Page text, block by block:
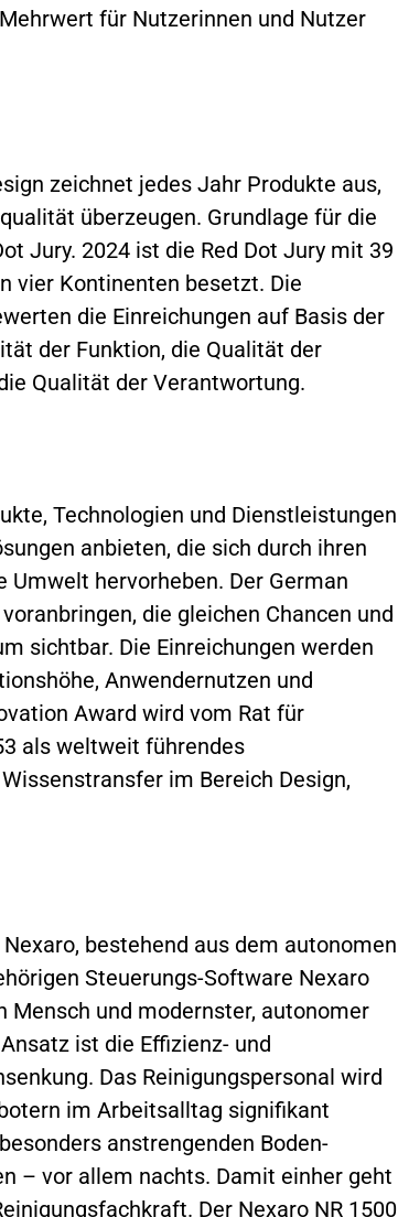
für Nutzerinnen und Nutzer
zeichnet jedes Jahr Produkte aus,
überzeugen. Grundlage für die
Jury. 2024 ist die Red Dot Jury mit 39
vier Kontinenten besetzt. Die
die Einreichungen auf Basis der
der Funktion, die Qualität der
Qualität der Verantwortung.
Technologien und Dienstleistungen
anbieten, die sich durch ihren
hervorheben. Der German
die gleichen Chancen und
sichtbar. Die Einreichungen werden
Anwendernutzen und
Award wird vom Rat für
als weltweit führendes
im Bereich Design,
bestehend aus dem autonomen
Steuerungs-Software Nexaro
und modernster, autonomer
ist die Effizienz- und
Das Reinigungspersonal wird
im Arbeitsalltag signifikant
anstrengenden Boden-
– vor allem nachts. Damit einher geht
Der Nexaro NR 1500